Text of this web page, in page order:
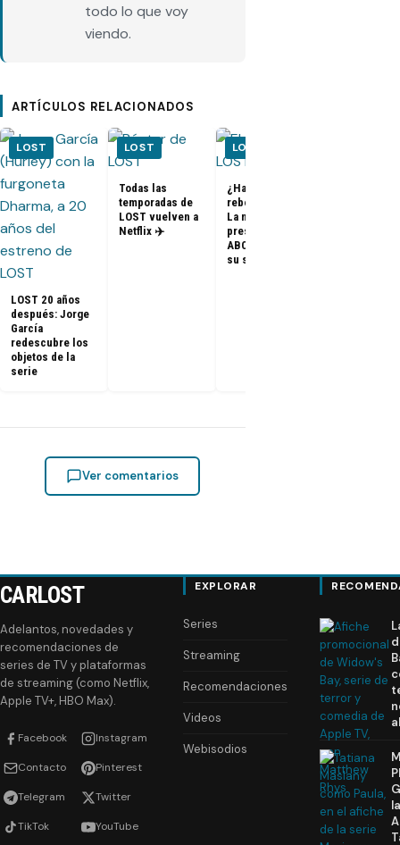
todo lo que voy
viendo.
ARTÍCULOS RELACIONADOS
LOST
LOST 20 años
después: Jorge
García
redescubre los
objetos de la
serie
LOST
Todas las
temporadas de
LOST vuelven a
Netflix ✈️
LOST
¿Habrá un
reboot de Lost?
La nueva
presidenta de
ABC dice que es
su sueño
Ver comentarios
CARLOST
Adelantos, novedades y
recomendaciones de
series de TV y plataformas
de streaming (como Netflix,
Apple TV+, HBO Max).
Facebook Instagram
Contacto Pinterest
Telegram Twitter
TikTok YouTube
EXPLORAR
Series
Streaming
Recomendaciones
Videos
Webisodios